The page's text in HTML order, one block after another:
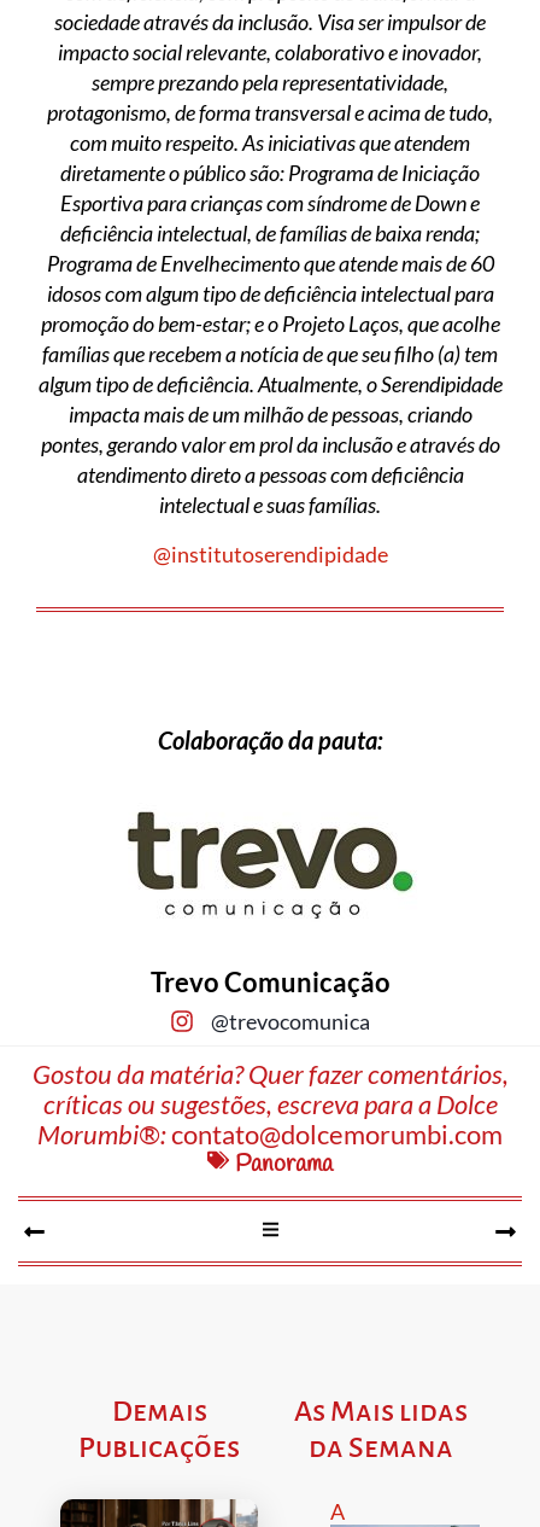
sociedade através da inclusão. Visa ser impulsor de
impacto social relevante, colaborativo e inovador,
sempre prezando pela representatividade,
protagonismo, de forma transversal e acima de tudo,
com muito respeito. As iniciativas que atendem
diretamente o público são: Programa de Iniciação
Esportiva para crianças com síndrome de Down e
deficiência intelectual, de famílias de baixa renda;
Programa de Envelhecimento que atende mais de 60
idosos com algum tipo de deficiência intelectual para
promoção do bem-estar; e o Projeto Laços, que acolhe
famílias que recebem a notícia de que seu filho (a) tem
algum tipo de deficiência. Atualmente, o Serendipidade
impacta mais de um milhão de pessoas, criando
pontes, gerando valor em prol da inclusão e através do
atendimento direto a pessoas com deficiência
intelectual e suas famílias.
@institutoserendipidade
Colaboração da pauta:
Trevo Comunicação
@trevocomunica
Gostou da matéria? Quer fazer comentários,
críticas ou sugestões, escreva para a Dolce
Morumbi®:contato@dolcemorumbi.com
Panorama
Demais
Publicações
As Mais lidas
da Semana
A